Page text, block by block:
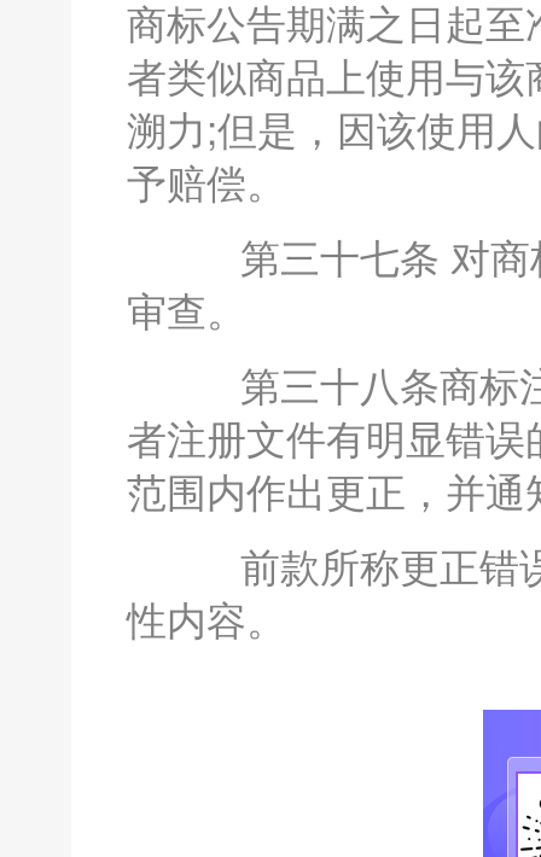
商标公告期满之日起
者类似商品上使用与
溯力;但是，因该使用
予赔偿。
第三十七条 对商
审查。
第三十八条商标
者注册文件有明显错
范围内作出更正，并通
前款所称更正错
性内容。